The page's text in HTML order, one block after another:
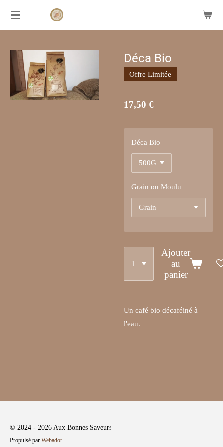
Passer
principal
Déca Bio
Offre Limitée
17,50 €
Déca Bio
Grain ou Moulu
Ajouter
au
panier
Un café bio décaféiné à
l'eau.
© 2024 - 2026 Aux Bonnes Saveurs
Propulsé par Webador